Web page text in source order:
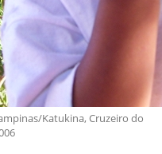
Katukina, Cruzeiro do